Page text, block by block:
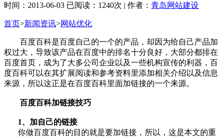
时间：2013-06-03 已阅读：1240次 | 作者： 青岛网站建设
首页>新闻资讯>网站优化
百度百科是百度自己的一个的产品，却因为给自己产品加
权过大，导致该产品在百度中的排名十分良好，大部分都排在
百度首页，成为了大多公司企业以及一些机构宣传的利器，百
度百科可以在其扩展阅读和参考资料里添加相关介绍以及信息
来源，所以这正是在百度百科里面加链接的一个来源。
百度百科加链接技巧
1、加自己的链接
你做百度百科的目的就是要加链接，所以，这是本文的重